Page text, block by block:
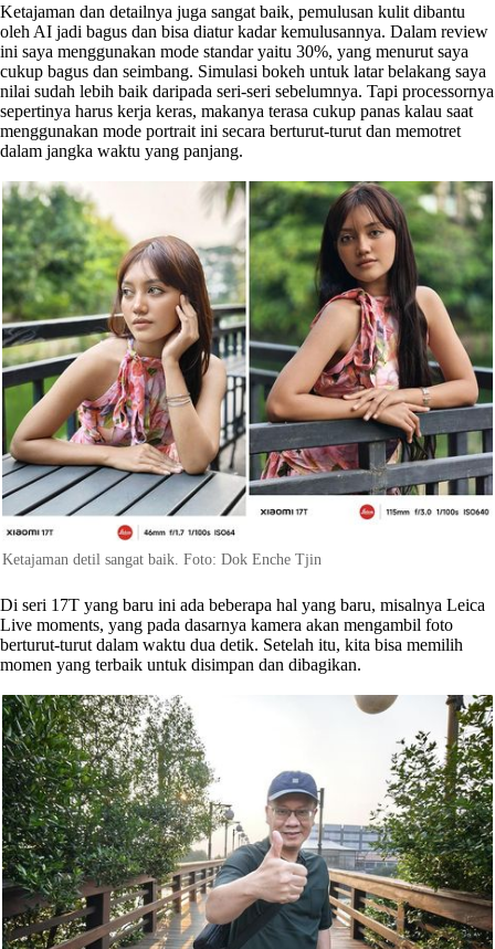
Ketajaman dan detailnya juga sangat baik, pemulusan kulit dibantu
oleh AI jadi bagus dan bisa diatur kadar kemulusannya. Dalam review
ini saya menggunakan mode standar yaitu 30%, yang menurut saya
cukup bagus dan seimbang. Simulasi bokeh untuk latar belakang saya
nilai sudah lebih baik daripada seri-seri sebelumnya. Tapi processornya
sepertinya harus kerja keras, makanya terasa cukup panas kalau saat
menggunakan mode portrait ini secara berturut-turut dan memotret
dalam jangka waktu yang panjang.
Ketajaman detil sangat baik. Foto: Dok Enche Tjin
Di seri 17T yang baru ini ada beberapa hal yang baru, misalnya Leica
Live moments, yang pada dasarnya kamera akan mengambil foto
berturut-turut dalam waktu dua detik. Setelah itu, kita bisa memilih
momen yang terbaik untuk disimpan dan dibagikan.